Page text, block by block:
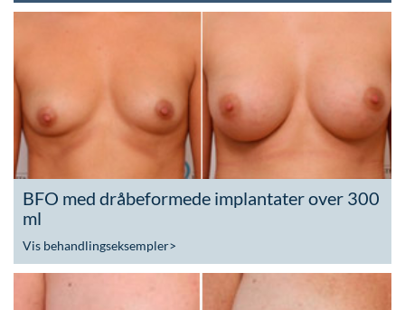
BFO med dråbeformede implantater over 300
ml
Vis behandlingseksempler>